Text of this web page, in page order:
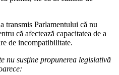
transmis Parlamentului că nu
că afectează capacitatea de a
de incompatibilitate.
nu susţine propunerea legislativă